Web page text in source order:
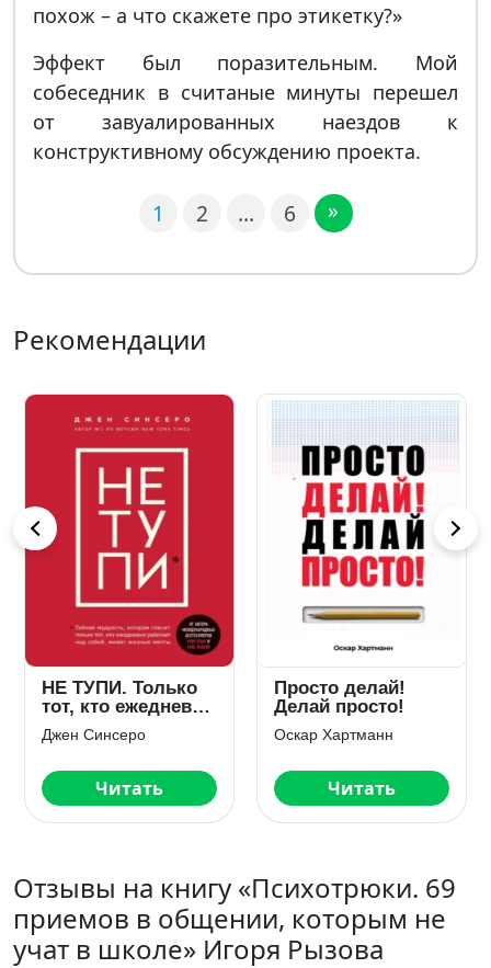
похож – а что скажете про этикетку?»
Эффект был поразительным. Мой
собеседник в считаные минуты перешел
от завуалированных наездов к
конструктивному обсуждению проекта.
1 2 … 6 »
Рекомендации
НЕ ТУПИ. Только
тот, кто ежедневно
работает над
собой, живет
Джен Синсеро
Читать
Просто делай!
Делай просто!
Оскар Хартманн
Читать
Отзывы на книгу «Психотрюки. 69
приемов в общении, которым не
учат в школе» Игоря Рызова